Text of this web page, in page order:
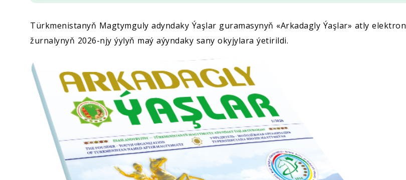
Türkmenistanyň Magtymguly adyndaky Ýaşlar guramasynyň «Arkadagly Ýaşlar» atly elektron
žurnalynyň 2026-njy ýylyň maý aýyndaky sany okyjylara ýetirildi.